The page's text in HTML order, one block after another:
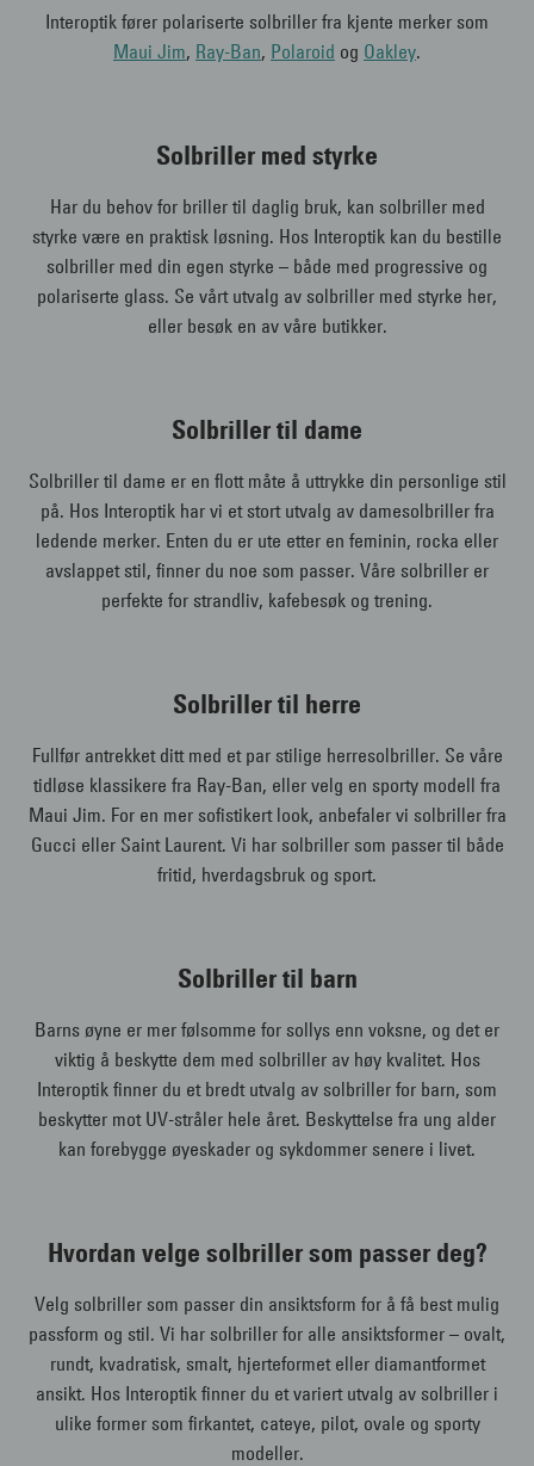
Interoptik fører polariserte solbriller fra kjente merker som
Maui Jim, Ray-Ban, Polaroid og Oakley.
Solbriller med styrke
Har du behov for briller til daglig bruk, kan solbriller med
styrke være en praktisk løsning. Hos Interoptik kan du bestille
solbriller med din egen styrke – både med progressive og
polariserte glass. Se vårt utvalg av solbriller med styrke her,
eller besøk en av våre butikker.
Solbriller til dame
Solbriller til dame er en flott måte å uttrykke din personlige stil
på. Hos Interoptik har vi et stort utvalg av damesolbriller fra
ledende merker. Enten du er ute etter en feminin, rocka eller
avslappet stil, finner du noe som passer. Våre solbriller er
perfekte for strandliv, kafebesøk og trening.
Solbriller til herre
Fullfør antrekket ditt med et par stilige herresolbriller. Se våre
tidløse klassikere fra Ray-Ban, eller velg en sporty modell fra
Maui Jim. For en mer sofistikert look, anbefaler vi solbriller fra
Gucci eller Saint Laurent. Vi har solbriller som passer til både
fritid, hverdagsbruk og sport.
Solbriller til barn
Barns øyne er mer følsomme for sollys enn voksne, og det er
viktig å beskytte dem med solbriller av høy kvalitet. Hos
Interoptik finner du et bredt utvalg av solbriller for barn, som
beskytter mot UV-stråler hele året. Beskyttelse fra ung alder
kan forebygge øyeskader og sykdommer senere i livet.
Hvordan velge solbriller som passer deg?
Velg solbriller som passer din ansiktsform for å få best mulig
passform og stil. Vi har solbriller for alle ansiktsformer – ovalt,
rundt, kvadratisk, smalt, hjerteformet eller diamantformet
ansikt. Hos Interoptik finner du et variert utvalg av solbriller i
ulike former som firkantet, cateye, pilot, ovale og sporty
modeller.